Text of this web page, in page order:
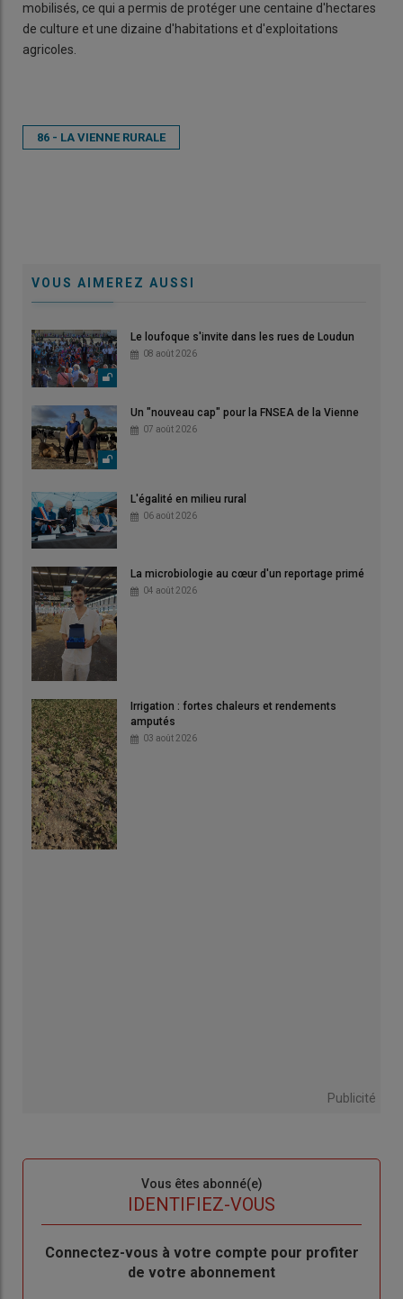
mobilisés, ce qui a permis de protéger une centaine d'hectares
de culture et une dizaine d'habitations et d'exploitations
agricoles.
86 - LA VIENNE RURALE
VOUS AIMEREZ AUSSI
Le loufoque s'invite dans les rues de Loudun
08 août 2026
Un "nouveau cap" pour la FNSEA de la Vienne
07 août 2026
L'égalité en milieu rural
06 août 2026
La microbiologie au cœur d'un reportage primé
04 août 2026
Irrigation : fortes chaleurs et rendements
amputés
03 août 2026
Publicité
Vous êtes abonné(e)
IDENTIFIEZ-VOUS
Body
Connectez-vous à votre compte pour profiter
de votre abonnement